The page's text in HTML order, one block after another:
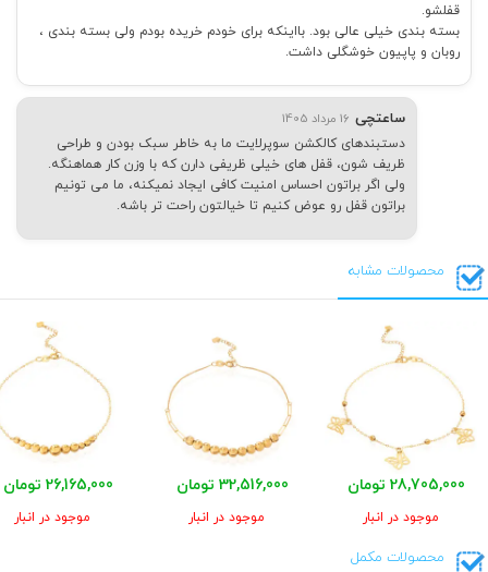
قفلشو.
بسته بندی خیلی عالی بود. بااینکه برای خودم خریده بودم ولی بسته بندی ،
روبان و پاپیون خوشگلی داشت.
ساعتچی 16 مرداد 1405
دستبندهای کالکشن سوپرلایت ما به خاطر سبک بودن و طراحی
ظریف شون، قفل های خیلی ظریفی دارن که با وزن کار هماهنگه.
ولی اگر براتون احساس امنیت کافی ایجاد نمیکنه، ما می تونیم
براتون قفل رو عوض کنیم تا خیالتون راحت تر باشه.
محصولات مشابه
28,705,000 تومان
موجود در انبار
32,516,000 تومان
موجود در انبار
26,165,000 تومان
موجود در انبار
محصولات مکمل